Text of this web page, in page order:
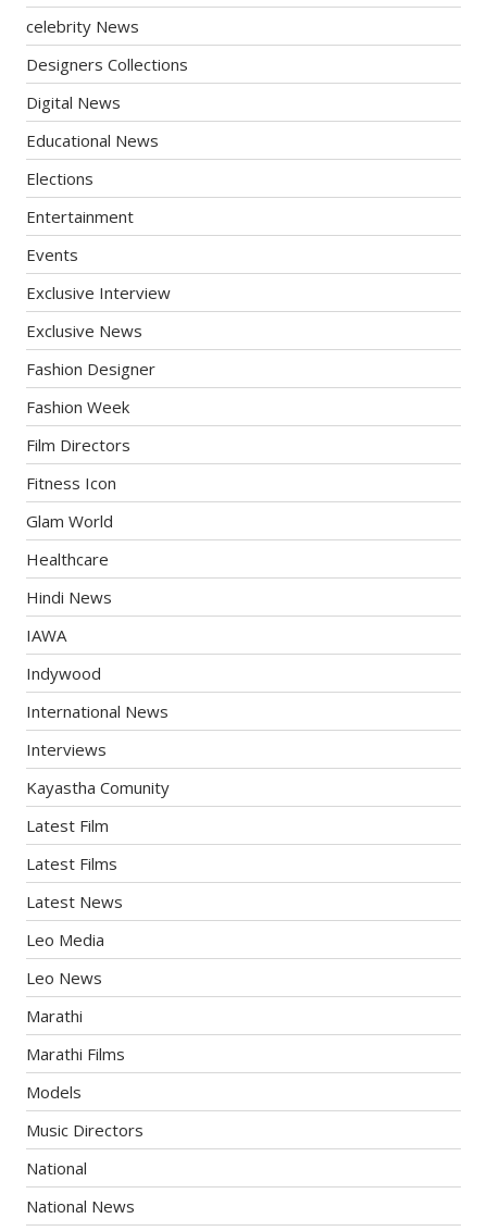
celebrity News
Designers Collections
Digital News
Educational News
Elections
Entertainment
Events
Exclusive Interview
Exclusive News
Fashion Designer
Fashion Week
Film Directors
Fitness Icon
Glam World
Healthcare
Hindi News
IAWA
Indywood
International News
Interviews
Kayastha Comunity
Latest Film
Latest Films
Latest News
Leo Media
Leo News
Marathi
Marathi Films
Models
Music Directors
National
National News